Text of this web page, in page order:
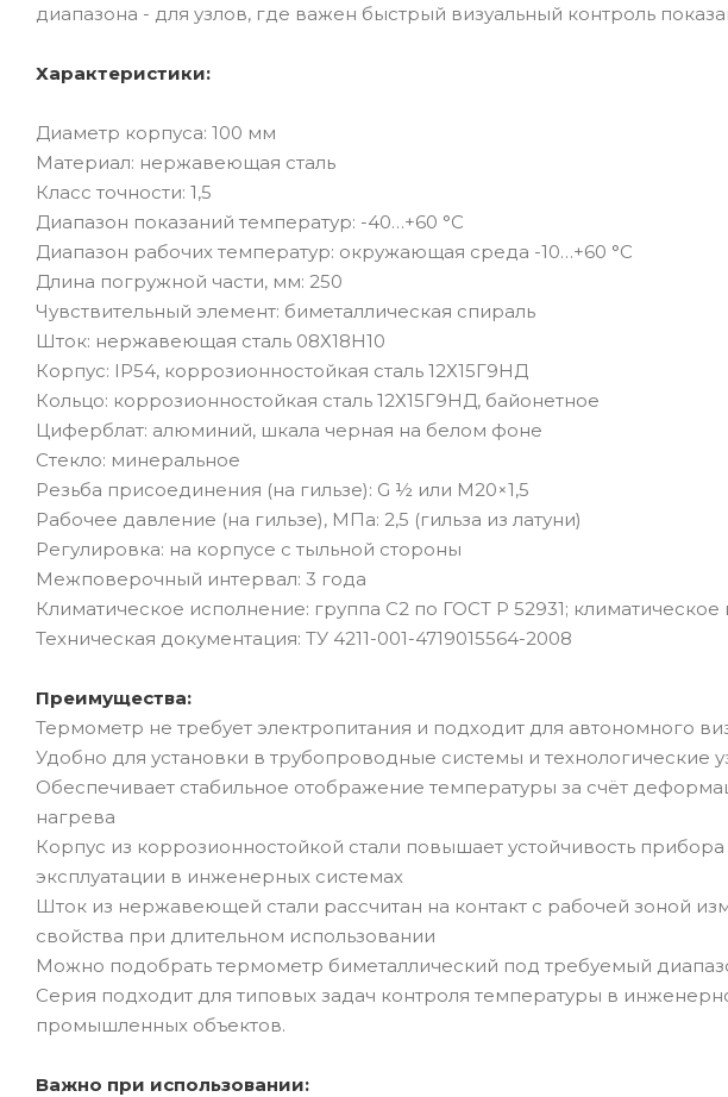
диапазона - для узлов, где важен быстрый визуальный контроль
Характеристики:
Диаметр корпуса: 100 мм
Материал: нержавеющая сталь
Класс точности: 1,5
Диапазон показаний температур: -40…+60 °C
Диапазон рабочих температур: окружающая среда -10…+60 °C
Длина погружной части, мм: 250
Чувствительный элемент: биметаллическая спираль
Шток: нержавеющая сталь 08Х18Н10
Корпус: IP54, коррозионностойкая сталь 12Х15Г9НД
Кольцо: коррозионностойкая сталь 12Х15Г9НД, байонетное
Циферблат: алюминий, шкала черная на белом фоне
Стекло: минеральное
Резьба присоединения (на гильзе): G ½ или M20×1,5
Рабочее давление (на гильзе), МПа: 2,5 (гильза из латуни)
Регулировка: на корпусе с тыльной стороны
Межповерочный интервал: 3 года
Климатическое исполнение: группа C2 по ГОСТ Р 52931;
Техническая документация: ТУ 4211-001-4719015564-2008
Преимущества:
Термометр не требует электропитания и подходит для автономного
Удобно для установки в трубопроводные системы и
Обеспечивает стабильное отображение температуры за счёт
нагрева
Корпус из коррозионностойкой стали повышает устойчивость
эксплуатации в инженерных системах
Шток из нержавеющей стали рассчитан на контакт с рабочей зоной
свойства при длительном использовании
Можно подобрать термометр биметаллический под требуемый
Серия подходит для типовых задач контроля температуры в
промышленных объектов.
Важно при использовании: